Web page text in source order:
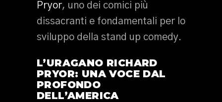
Pryor, uno dei comici più
dissacranti e fondamentali per lo
sviluppo della stand up comedy.
L’URAGANO RICHARD
PRYOR: UNA VOCE DAL
PROFONDO
DELL’AMERICA